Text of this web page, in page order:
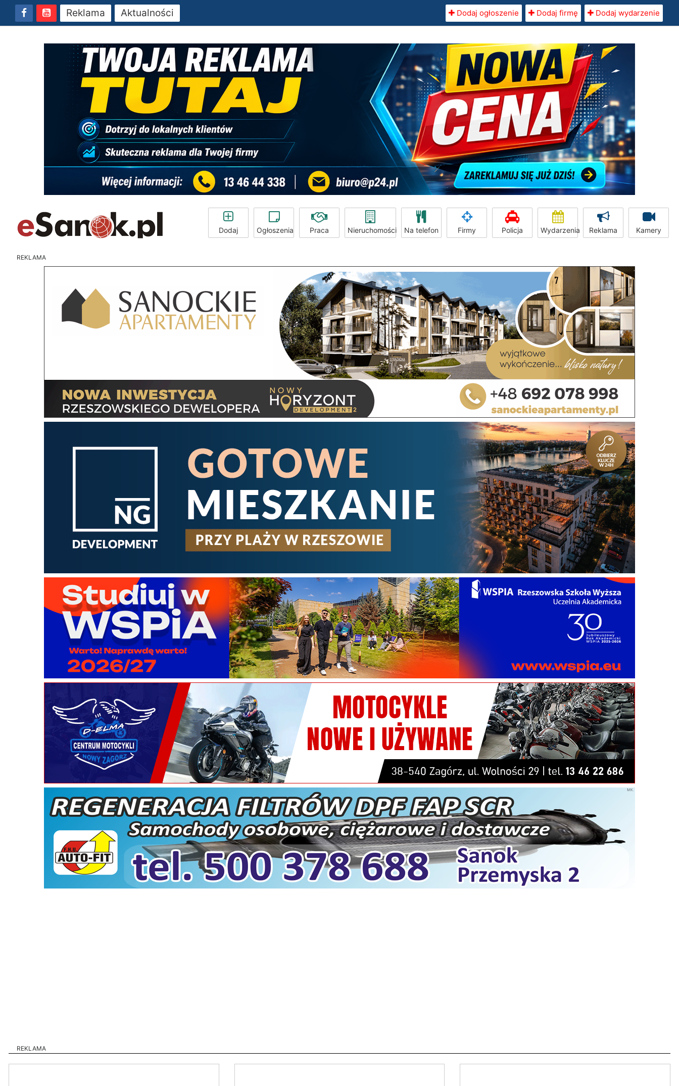
Reklama Aktualności Dodaj ogłoszenie Dodaj firmę Dodaj wydarzenie
Dodaj Ogłoszenia Praca Nieruchomości Na telefon Firmy Policja Wydarzenia Reklama Kamery
REKLAMA
REKLAMA